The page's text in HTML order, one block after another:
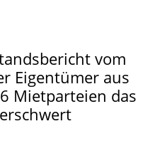
vom
Eigentümer aus
Mietparteien das